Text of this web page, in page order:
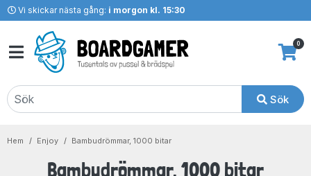
Vi skickar nästa gång: i morgon kl. 15:30
Sök
0
Hem Enjoy Bambudrömmar, 1000 bitar
Bambudrömmar, 1000 bitar